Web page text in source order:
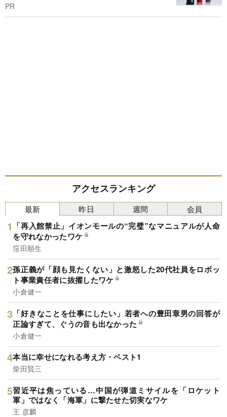
PR
アクセスランキング
最新
「再入館禁止」イオンモールの“完璧”なマニュアルが人命
を守れなかったワケ
窪田順生
孫正義が「顔も見たくない」と激怒した20代社員をロボッ
ト事業責任者に抜擢したワケ
小倉健一
「好きなことを仕事にしたい」若者への豊田章男の回答が
正論すぎて、ぐうの音も出なかった
小倉健一
本当に幸せになれる考え方・ベスト1
柴田賢三
習近平は焦っている…中国が弾道ミサイルを「ロケット
軍」ではなく「海軍」に撃たせた切実なワケ
王 彦麟
昨日 週間 会員